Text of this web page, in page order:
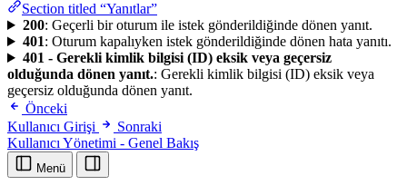
Section titled “Yanıtlar”
200: Geçerli bir oturum ile istek gönderildiğinde dönen yanıt.
401: Oturum kapalıyken istek gönderildiğinde dönen hata yanıtı.
401 - Gerekli kimlik bilgisi (ID) eksik veya geçersiz
olduğunda dönen yanıt.: Gerekli kimlik bilgisi (ID) eksik veya
geçersiz olduğunda dönen yanıt.
Önceki
Kullanıcı Girişi
Sonraki
Kullanıcı Yönetimi - Genel Bakış
Menü